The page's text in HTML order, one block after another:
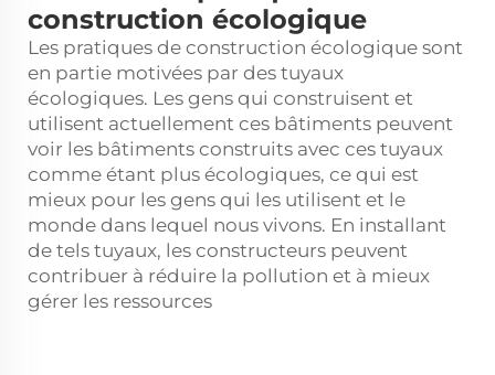
construction écologique
Les pratiques de construction écologique sont
en partie motivées par des tuyaux
écologiques. Les gens qui construisent et
utilisent actuellement ces bâtiments peuvent
voir les bâtiments construits avec ces tuyaux
comme étant plus écologiques, ce qui est
mieux pour les gens qui les utilisent et le
monde dans lequel nous vivons. En installant
de tels tuyaux, les constructeurs peuvent
contribuer à réduire la pollution et à mieux
gérer les ressources